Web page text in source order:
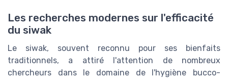
Les recherches modernes sur l'efficacité
du siwak
Le siwak, souvent reconnu pour ses bienfaits
traditionnels, a attiré l'attention de nombreux
chercheurs dans le domaine de l'hygiène bucco-